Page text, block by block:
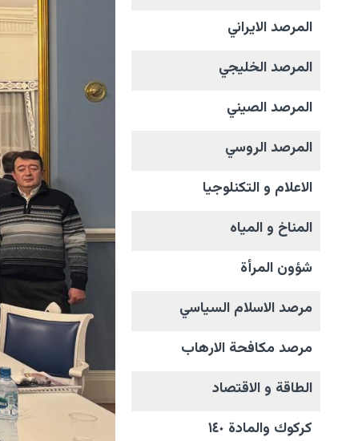
المرصد الايراني
المرصد الخليجي
المرصد الصيني
المرصد الروسي
الاعلام و التکنلوجیا
المناخ و المیاه
شؤون المرأة
مرصد الاسلام السياسي
مرصد مكافحة الارهاب
الطاقة و الاقتصاد
كركوك والمادة ١٤٠